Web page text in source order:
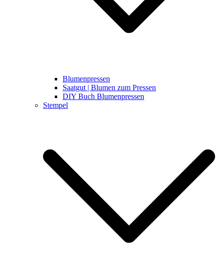
Blumenpressen
Saatgut | Blumen zum Pressen
DIY Buch Blumenpressen
Stempel